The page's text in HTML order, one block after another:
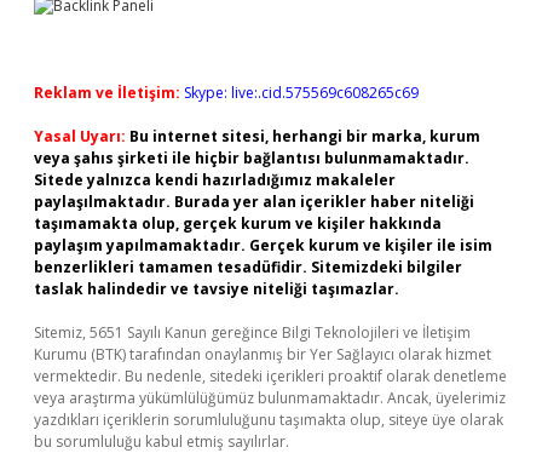
Reklam ve İletişim: Skype: live:.cid.575569c608265c69
Yasal Uyarı: Bu internet sitesi, herhangi bir marka, kurum
veya şahıs şirketi ile hiçbir bağlantısı bulunmamaktadır.
Sitede yalnızca kendi hazırladığımız makaleler
paylaşılmaktadır. Burada yer alan içerikler haber niteliği
taşımamakta olup, gerçek kurum ve kişiler hakkında
paylaşım yapılmamaktadır. Gerçek kurum ve kişiler ile isim
benzerlikleri tamamen tesadüfidir. Sitemizdeki bilgiler
taslak halindedir ve tavsiye niteliği taşımazlar.
Sitemiz, 5651 Sayılı Kanun gereğince Bilgi Teknolojileri ve İletişim
Kurumu (BTK) tarafından onaylanmış bir Yer Sağlayıcı olarak hizmet
vermektedir. Bu nedenle, sitedeki içerikleri proaktif olarak denetleme
veya araştırma yükümlülüğümüz bulunmamaktadır. Ancak, üyelerimiz
yazdıkları içeriklerin sorumluluğunu taşımakta olup, siteye üye olarak
bu sorumluluğu kabul etmiş sayılırlar.